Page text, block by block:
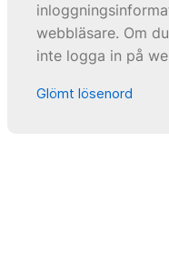
webbläsare. Om
inte logga in på
Glömt lösenord